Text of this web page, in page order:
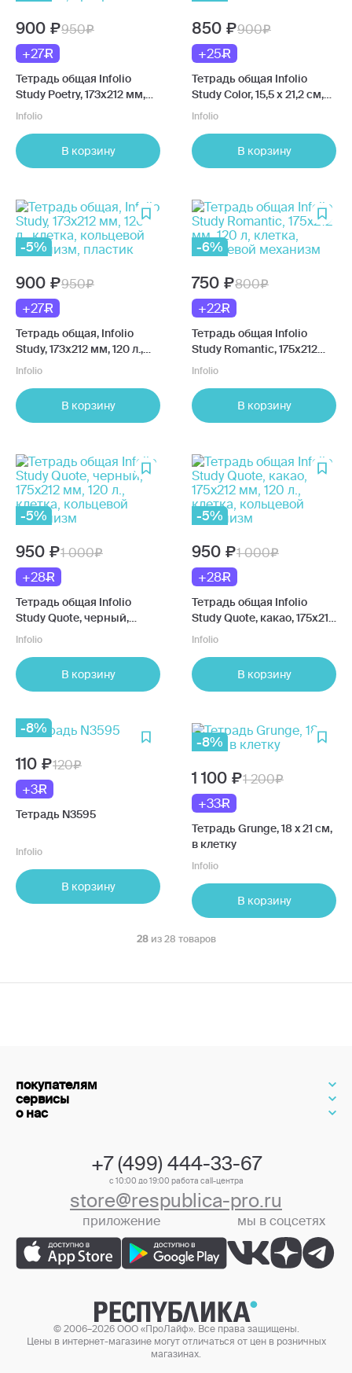
900
950
+27
Тетрадь общая Infolio
Study Poetry, 173х212 мм,
120 л, клетка, кольцевой
прозрачный
Infolio
В корзину
850
900
+25
Тетрадь общая Infolio
Study Color, 15,5 х 21,2 см,
120 листов, клетка,
белый
Infolio
В корзину
-5%
900
950
+27
Тетрадь общая, Infolio
Study, 173х212 мм, 120 л.,
клетка, кольцевой
Infolio
В корзину
-6%
750
800
+22
Тетрадь общая Infolio
Study Romantic, 175х212
мм, 120 л, клетка,
Infolio
В корзину
-5%
950
1 000
+28
Тетрадь общая Infolio
Study Quote, черный,
175х212 мм, 120 л., клетка,
Infolio
В корзину
-5%
950
1 000
+28
Тетрадь общая Infolio
Study Quote, какао, 175х212
мм, 120 л., клетка,
Infolio
В корзину
-8%
110
120
+3
Тетрадь N3595
Infolio
В корзину
-8%
1 100
1 200
+33
Тетрадь Grunge, 18 x 21 см,
в клетку
Infolio
В корзину
28 из 28 товаров
покупателям
сервисы
о нас
+7 (499) 444-33-67
с 10:00 до 19:00 работа call-центра
store@respublica-pro.ru
приложение мы в соцсетях
© 2006–2026 ООО «ПроЛайф». Все права защищены.
Цены в интернет-магазине могут отличаться от цен в розничных
магазинах.